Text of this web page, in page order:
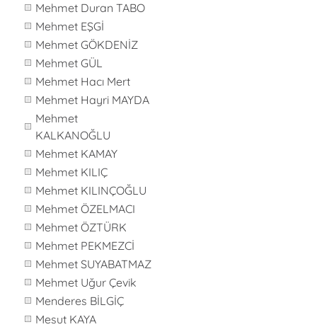
Mehmet Duran TABO
Mehmet EŞGİ
Mehmet GÖKDENİZ
Mehmet GÜL
Mehmet Hacı Mert
Mehmet Hayri MAYDA
Mehmet
KALKANOĞLU
Mehmet KAMAY
Mehmet KILIÇ
Mehmet KILINÇOĞLU
Mehmet ÖZELMACI
Mehmet ÖZTÜRK
Mehmet PEKMEZCİ
Mehmet SUYABATMAZ
Mehmet Uğur Çevik
Menderes BİLGİÇ
Mesut KAYA